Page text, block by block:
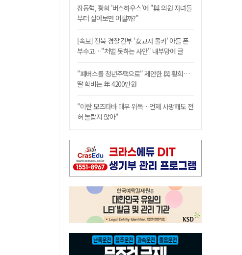
장동혁, 황희 '버스하우스'에 "與 의원 자녀들
부터 살아보면 어떨까?"
[속보] 전북 경찰 간부 '女교사 몰카' 아들 폰
부수고…"처벌 못하는 사안" 내부망에 글
"폐버스를 청년주택으로" 제안한 與 황희…
딸 학비는 年 4200만원
"이란 모즈타바 매우 위독…언제 사망해도 전
혀 놀랍지 않아"